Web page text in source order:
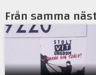
Från samma